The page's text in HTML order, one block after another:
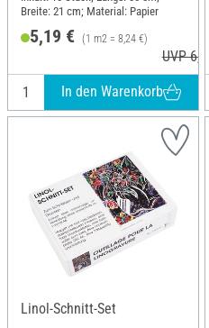
Breite: 21 cm; Material: Papier
5,19 € (1 m2 = 8,24 €)
UVP
In den Warenkorb
Linol-Schnitt-Set